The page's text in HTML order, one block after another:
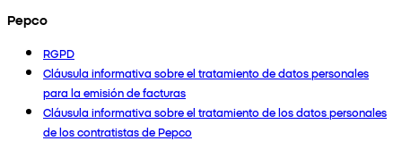
Pepco
RGPD
Cláusula informativa sobre el tratamiento de datos personales
para la emisión de facturas
Cláusula informativa sobre el tratamiento de los datos personales
de los contratistas de Pepco